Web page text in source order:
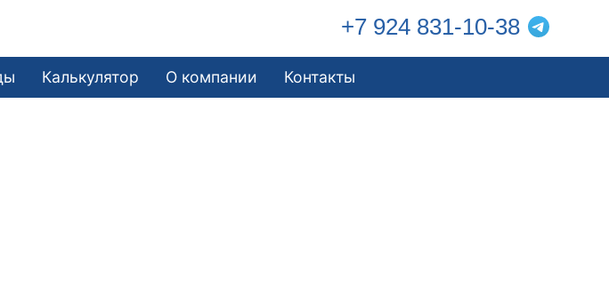
+7 924 831-10-38
Калькулятор О компании Контакты